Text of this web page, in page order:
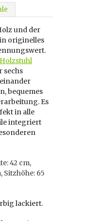
und der
originelles
Holzstuhl
sechs
bequemes
Es
in alle
integriert
42 cm,
Sitzhöhe: 65
lackiert.